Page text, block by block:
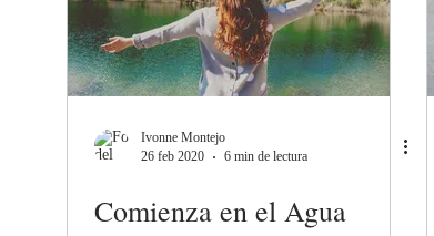
Ivonne Montejo
26 feb 2020
6 min de lectura
Comienza en el Agua